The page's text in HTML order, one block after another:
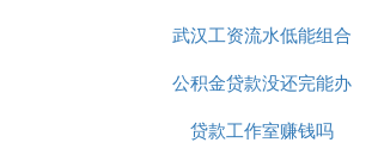
首先，需要明确贷款办
无法办理，责任主要在
武汉工资流水低能组合
贷款吗
公积金贷款没还完能办
理离婚过户吗
贷款工作室赚钱吗